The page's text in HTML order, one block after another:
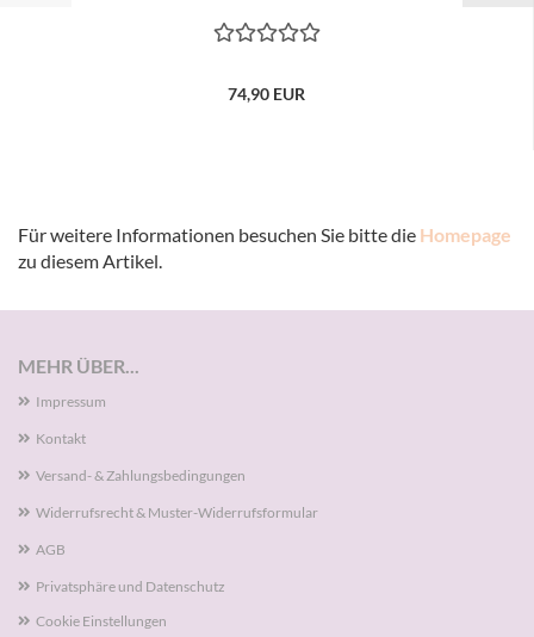
74,90 EUR
Für weitere Informationen besuchen Sie bitte die Homepage
zu diesem Artikel.
MEHR ÜBER...
Impressum
Kontakt
Versand- & Zahlungsbedingungen
Widerrufsrecht & Muster-Widerrufsformular
AGB
Privatsphäre und Datenschutz
Cookie Einstellungen